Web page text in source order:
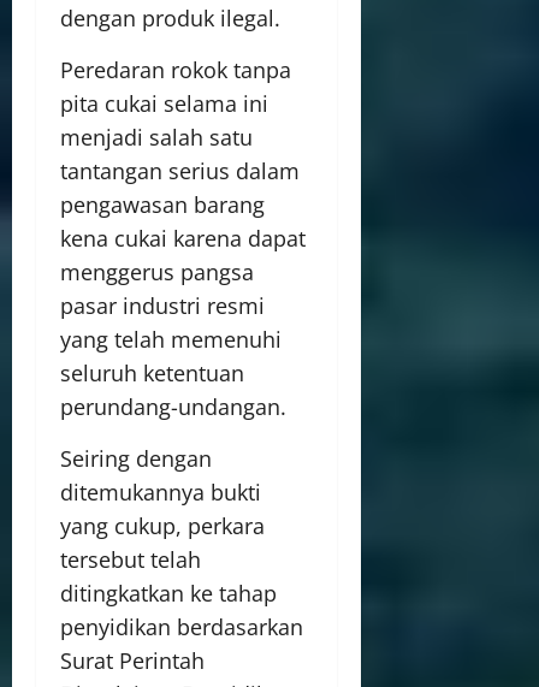
dengan produk ilegal.
Peredaran rokok tanpa
pita cukai selama ini
menjadi salah satu
tantangan serius dalam
pengawasan barang
kena cukai karena dapat
menggerus pangsa
pasar industri resmi
yang telah memenuhi
seluruh ketentuan
perundang-undangan.
Seiring dengan
ditemukannya bukti
yang cukup, perkara
tersebut telah
ditingkatkan ke tahap
penyidikan berdasarkan
Surat Perintah